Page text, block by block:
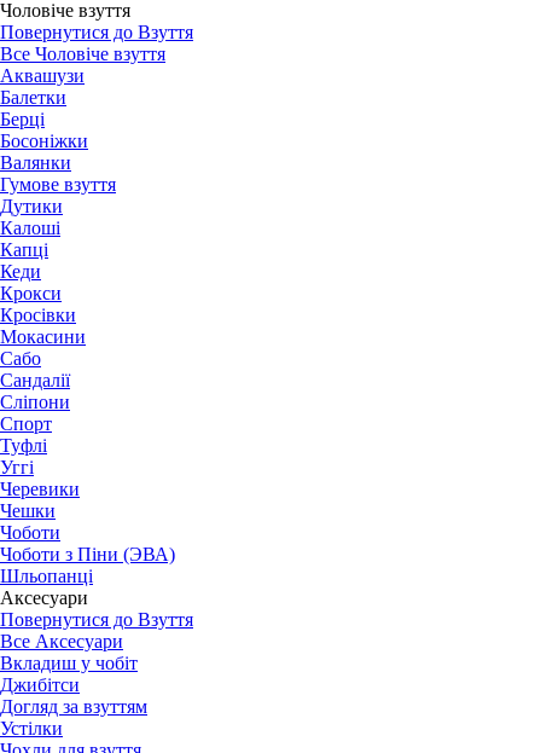
Чоловіче взуття
Повернутися до Взуття
Все Чоловіче взуття
Аквашузи
Балетки
Берці
Босоніжки
Валянки
Гумове взуття
Дутики
Калоші
Капці
Кеди
Крокси
Кросівки
Мокасини
Сабо
Сандалії
Сліпони
Спорт
Туфлі
Уггі
Черевики
Чешки
Чоботи
Чоботи з Піни (ЭВА)
Шльопанці
Аксесуари
Повернутися до Взуття
Все Аксесуари
Вкладиш у чобіт
Джибітси
Догляд за взуттям
Устілки